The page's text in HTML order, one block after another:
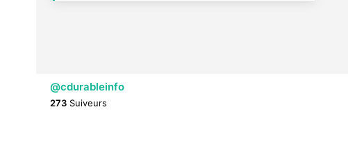
@cdurableinfo
273 Suiveurs